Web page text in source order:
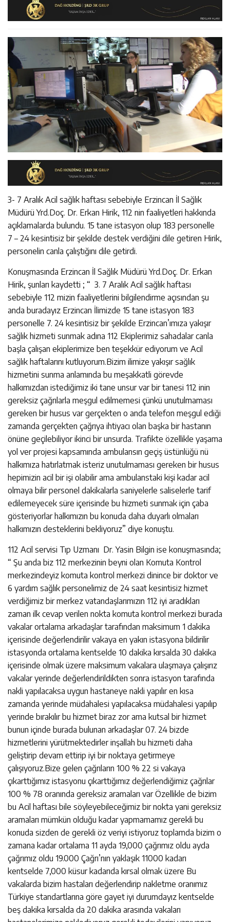
İstişare Buluşması
Ziyaret Etti
14:26 Geleceğin Üreticileri Tarım Teknolojileriyle Tanışıyor
3- 7 Aralık Acil sağlık haftası sebebiyle Erzincan İl Sağlık
Müdürü Yrd.Doç. Dr. Erkan Hirik, 112 nin faaliyetleri hakkında
açıklamalarda bulundu. 15 tane istasyon olup 183 personelle
7 – 24 kesintisiz bir şekilde destek verdiğini dile getiren Hirik,
personelin canla çalıştığını dile getirdi.
Konuşmasında Erzincan İl Sağlık Müdürü Yrd.Doç. Dr. Erkan
Hirik, şunları kaydetti ; “ 3. 7 Aralık Acil sağlık haftası
sebebiyle 112 mizin faaliyetlerini bilgilendirme açısından şu
anda buradayız Erzincan İlimizde 15 tane istasyon 183
personelle 7. 24 kesintisiz bir şekilde Erzincan’ımıza yakışır
sağlık hizmeti sunmak adına 112 Ekiplerimiz sahadalar canla
başla çalışan ekiplerimize ben teşekkür ediyorum ve Acil
sağlık haftalarını kutluyorum.Bizim ilimize yakışır sağlık
hizmetini sunma anlamında bu meşakkatli görevde
halkımızdan istediğimiz iki tane unsur var bir tanesi 112 inin
gereksiz çağrılarla meşgul edilmemesi çünkü unutulmaması
gereken bir husus var gerçekten o anda telefon meşgul ediği
zamanda gerçekten çağrıya ihtiyacı olan başka bir hastanın
önüne geçilebiliyor ikinci bir unsurda. Trafikte özellikle yaşama
yol ver projesi kapsamında ambulansın geçiş üstünlüğü nü
halkımıza hatırlatmak isteriz unutulmaması gereken bir husus
hepimizin acil bir işi olabilir ama ambulanstaki kişi kadar acil
olmaya bilir personel dakikalarla saniyelerle saliselerle tarif
edilemeyecek süre içerisinde bu hizmeti sunmak için çaba
gösteriyorlar halkımızın bu konuda daha duyarlı olmaları
halkımızın desteklerini bekliyoruz” diye konuştu.
112 Acil servisi Tıp Uzmanı Dr. Yasin Bilgin ise konuşmasında;
“ Şu anda biz 112 merkezinin beyni olan Komuta Kontrol
merkezindeyiz komuta kontrol merkezi dinince bir doktor ve
6 yardım sağlık personelimiz de 24 saat kesintisiz hizmet
verdiğimiz bir merkez vatandaşlarımızın 112 iyi aradıkları
zaman ilk cevap verilen nokta komuta kontrol merkezi burada
vakalar ortalama arkadaşlar tarafından maksimum 1 dakika
içerisinde değerlendirilir vakaya en yakın istasyona bildirilir
istasyonda ortalama kentselde 10 dakika kırsalda 30 dakika
içerisinde olmak üzere maksimum vakalara ulaşmaya çalışırız
vakalar yerinde değerlendirildikten sonra istasyon tarafında
nakli yapılacaksa uygun hastaneye nakli yapılır en kısa
zamanda yerinde müdahalesi yapılacaksa müdahalesi yapılıp
yerinde bırakılır bu hizmet biraz zor ama kutsal bir hizmet
bunun içinde burada bulunan arkadaşlar 07. 24 bizde
hizmetlerini yürütmektedirler inşallah bu hizmeti daha
geliştirip devam ettirip iyi bir noktaya getirmeye
çalışıyoruz.Bize gelen çağrıların 100 % 22 si vakaya
çıkarttığımız istasyonu çıkarttığımız değerlendiğimiz çağrılar
100 % 78 oranında gereksiz aramaları var Özellikle de bizim
bu Acil haftası bile söyleyebileceğimiz bir nokta yani gereksiz
aramaları mümkün olduğu kadar yapmamamız gerekli bu
konuda sizden de gerekli öz veriyi istiyoruz toplamda bizim o
zamana kadar ortalama 11 ayda 19,000 çağrımız oldu ayda
çağrımız oldu 19.000 Çağrı’nın yaklaşık 11000 kadarı
kentselde 7,000 küsur kadarıda kırsal olmak üzere Bu
vakalarda bizim hastaları değerlendirip nakletme oranımız
Türkiye standartlarına göre gayet iyi durumdayız kentselde
beş dakika kırsalda da 20 dakika arasında vakaları